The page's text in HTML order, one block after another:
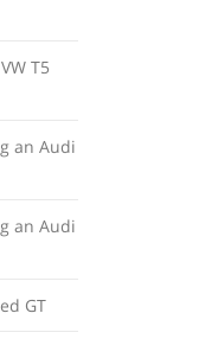
T5
an Audi
an Audi
GT